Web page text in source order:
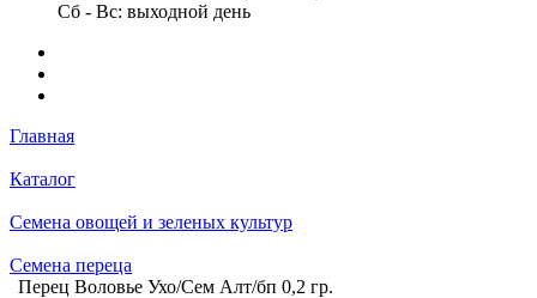
Сб - Вс: выходной день
Главная
Каталог
Семена овощей и зеленых культур
Семена переца
Перец Воловье Ухо/Сем Алт/бп 0,2 гр.